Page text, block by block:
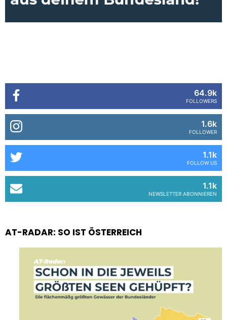
64.9k
FOLLOWERS
1.6k
FOLLOWER
1.1k
FOLLOW US
1.1k
NEWSLETTER ABONNIEREN
AT-RADAR: SO IST ÖSTERREICH